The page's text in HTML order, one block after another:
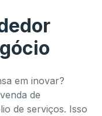
em inovar?
de
de serviços. Isso